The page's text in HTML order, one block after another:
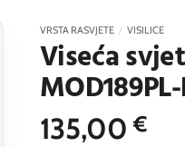
VRSTA RASVJETE / VISILICE
Viseća
135,00€